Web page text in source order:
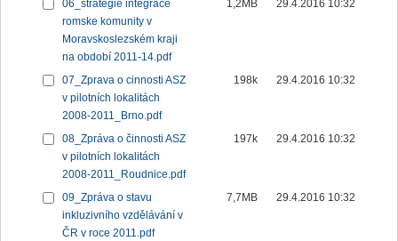
06_strategie integrace
romske komunity v
Moravskoslezském kraji
na období 2011-14.pdf
1,2MB 29.4.2016 10:32
07_Zprava o cinnosti ASZ
v pilotních lokalitách
2008-2011_Brno.pdf
198k 29.4.2016 10:32
08_Zpráva o činnosti ASZ
v pilotních lokalitách
2008-2011_Roudnice.pdf
197k 29.4.2016 10:32
09_Zpráva o stavu
inkluzivního vzdělávání v
ČR v roce 2011.pdf
7,7MB 29.4.2016 10:32